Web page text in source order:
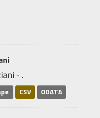
- .
CSV ODATA